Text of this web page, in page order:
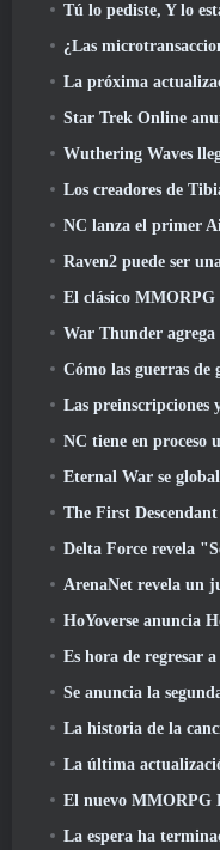
Tú lo pediste, Y lo estás
¿Las microtransacciones
La próxima actualización de
Star Trek Online anuncia el
Wuthering Waves
Los creadores de Tibia anuncian una
NC lanza el primer Aion global 2
Raven2 puede ser una
El clásico MMORPG
War Thunder agrega misiles antirradiación
Cómo las guerras de gremios
Las preinscripciones ya están
NC tiene en proceso un juego de rol
Eternal War se
The First Descendant celebra su
Delta Force revela "Season
ArenaNet revela un juego
HoYoverse anuncia
Es hora de regresar a casa y
Se anuncia la segunda prueba beta
La historia de la canción de
La última actualización de
El nuevo MMORPG RF Online
La espera ha